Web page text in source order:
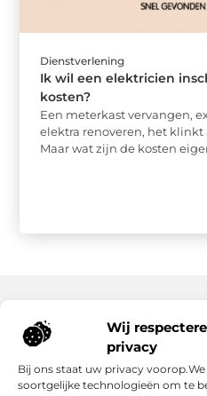
Wij
privacy
Bij ons staat uw privacy
soortgelijke technologieën om te
Dienstverlening
Ik wil een elektricien
kosten?
Een meterkast vervangen,
elektra renoveren, het
Maar wat zijn de kosten
Onze informatie